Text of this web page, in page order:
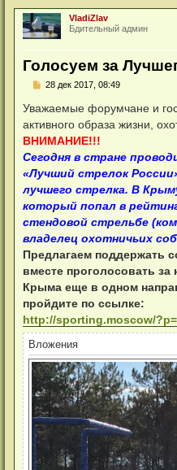
VladiZlav
Бдительный админ
Голосуем за
Н
п
р
о
ч
и
т
н
н
е
с
о
б
щ
е
н
е
28 дек 2017, 08:49
Уважаемые форумчане и
активного образа жизни,
ВНИМАНИЕ!!!
Сегодня в стране
«Лучший стрелок
лучшего стрелка. В
который попал в
стендовой стрельбе
владелец охотничьих
Предлагаем поддержать
вместе проголосовать за
Крыма еще в одном
пройдите по ссылке:
http://sporting.moscow/
Вложения